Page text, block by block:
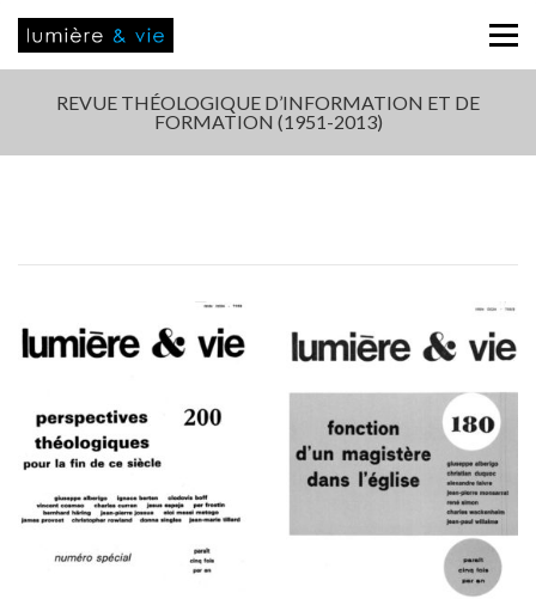
REVUE THÉOLOGIQUE D’INFORMATION ET DE
FORMATION (1951-2013)